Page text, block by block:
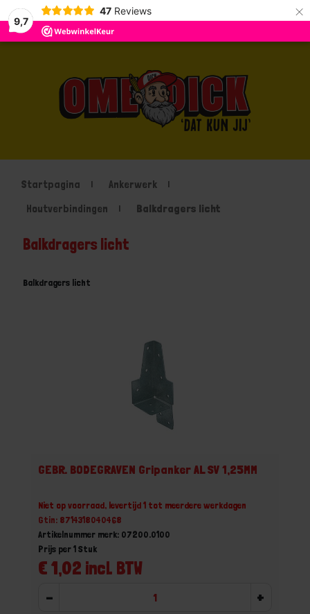
9,7
47 Reviews ×
Startpagina
Ankerwerk
Houtverbindingen
Balkdragers licht
Balkdragers licht
Balkdragers licht
GEBR. BODEGRAVEN Gripanker AL SV 1,25MM
Niet op voorraad, levertijd 1 tot meerdere werkdagen
Gtin: 8714318040468
Artikelnummer merk: 07200.0100
€ 1,02 incl. BTW
Prijs per 1 Stuk
- +